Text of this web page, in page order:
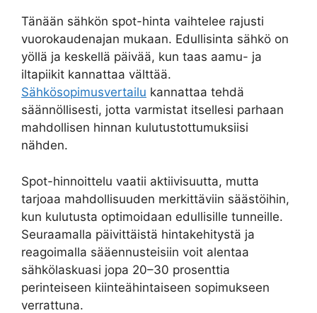
Tänään sähkön spot-hinta vaihtelee rajusti
vuorokaudenajan mukaan. Edullisinta sähkö on
yöllä ja keskellä päivää, kun taas aamu- ja
iltapiikit kannattaa välttää.
Sähkösopimusvertailu kannattaa tehdä
säännöllisesti, jotta varmistat itsellesi parhaan
mahdollisen hinnan kulutustottumuksiisi
nähden.
Spot-hinnoittelu vaatii aktiivisuutta, mutta
tarjoaa mahdollisuuden merkittäviin säästöihin,
kun kulutusta optimoidaan edullisille tunneille.
Seuraamalla päivittäistä hintakehitystä ja
reagoimalla sääennusteisiin voit alentaa
sähkölaskuasi jopa 20–30 prosenttia
perinteiseen kiinteähintaiseen sopimukseen
verrattuna.